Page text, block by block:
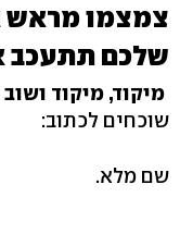
צמצמו מראש
שלכם תתעכב
מיקוד, מיקוד
שוכחים לכתוב:
שם מלא.